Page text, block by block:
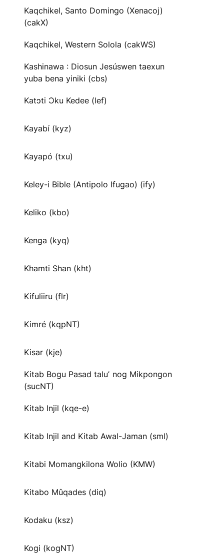
Kaqchikel, Santo Domingo (Xenacoj)
(cakX)
Kaqchikel, Western Solola (cakWS)
Kashinawa : Diosun Jesúswen taexun
yuba bena yiniki (cbs)
Katɔti Ɔku Kedee (lef)
Kayabí (kyz)
Kayapó (txu)
Keley-i Bible (Antipolo Ifugao) (ify)
Keliko (kbo)
Kenga (kyq)
Khamti Shan (kht)
Kifuliiru (flr)
Kimré (kqpNT)
Kisar (kje)
Kitab Bogu Pasad taluʼ nog Mikpongon
(sucNT)
Kitab Injil (kqe-e)
Kitab Injil and Kitab Awal-Jaman (sml)
Kitabi Momangkilona Wolio (KMW)
Kitabo Mûqades (diq)
Kodaku (ksz)
Kogi (kogNT)